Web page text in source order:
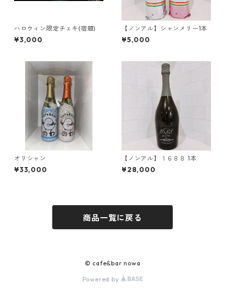
ハロウィン限定チェキ(宿題)
¥3,000
【ノンアル】シャンメリー1本
¥5,000
オリシャン
¥33,000
【ノンアル】１６８８ 1本
¥28,000
商品一覧に戻る
© cafe&bar nowa
Powered by